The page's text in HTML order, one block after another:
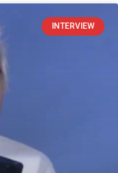
INTERVIEW